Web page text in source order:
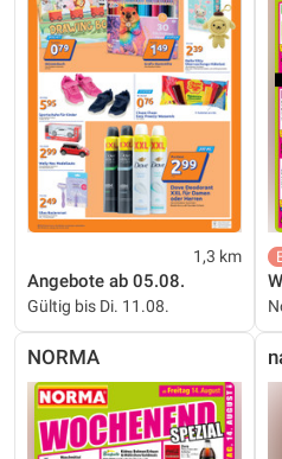
1,3 km
Angebote ab 05.08.
Gültig bis Di. 11.08.
NORMA